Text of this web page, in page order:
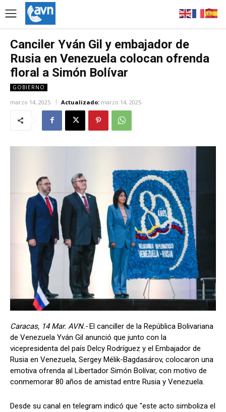
Canciler Yván Gil y embajador de
Rusia en Venezuela colocan ofrenda
floral a Simón Bolívar
GOBIERNO
marzo 14, 2025 Actualizado: marzo 14, 2025
Caracas, 14 Mar. AVN.-El canciller de la República Bolivariana
de Venezuela Yván Gil anunció que junto con la
vicepresidenta del país Delcy Rodríguez y el Embajador de
Rusia en Venezuela, Sergey Mélik-Bagdasárov, colocaron una
emotiva ofrenda al Libertador Simón Bolívar, con motivo de
conmemorar 80 años de amistad entre Rusia y Venezuela.
Desde su canal en telegram indicó que "este acto simboliza el